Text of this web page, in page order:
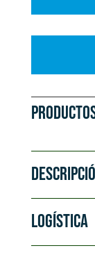
LOGÍSTICA